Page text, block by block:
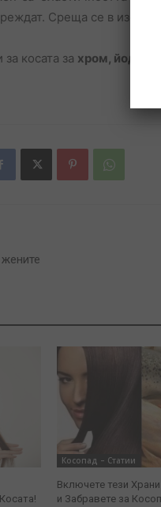
Среща се в
косата за хром, йод и
Косопад – Статии
Включете тези
и Забравете за